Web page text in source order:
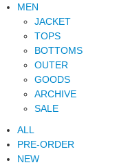
MEN
JACKET
TOPS
BOTTOMS
OUTER
GOODS
ARCHIVE
SALE
ALL
PRE-ORDER
NEW